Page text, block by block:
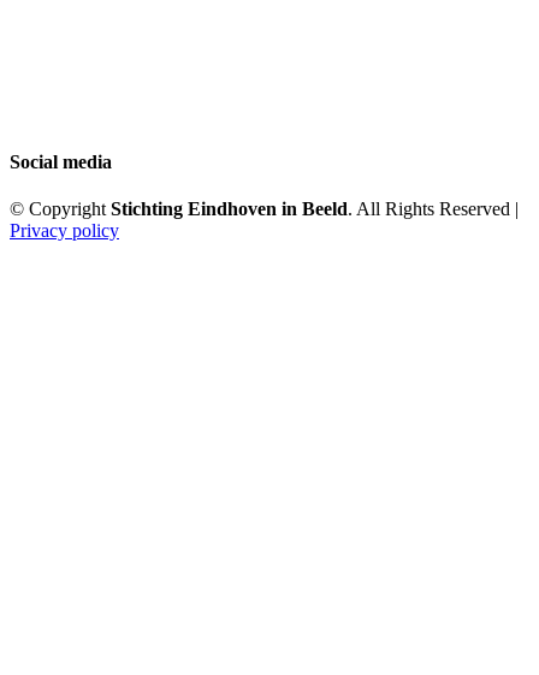
Social media
© Copyright Stichting Eindhoven in Beeld. All Rights Reserved |
Privacy policy